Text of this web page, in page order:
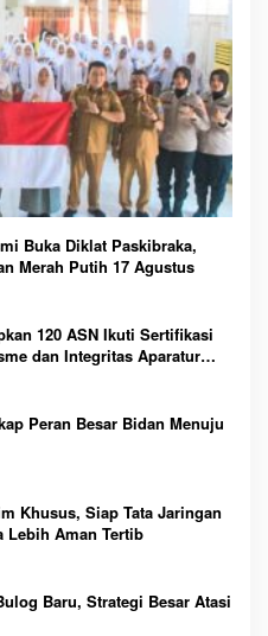
Buka Diklat Paskibraka,
Merah Putih 17 Agustus
120 ASN Ikuti Sertifikasi
dan Integritas Aparatur
Peran Besar Bidan Menuju
Khusus, Siap Tata Jaringan
Lebih Aman Tertib
Baru, Strategi Besar Atasi